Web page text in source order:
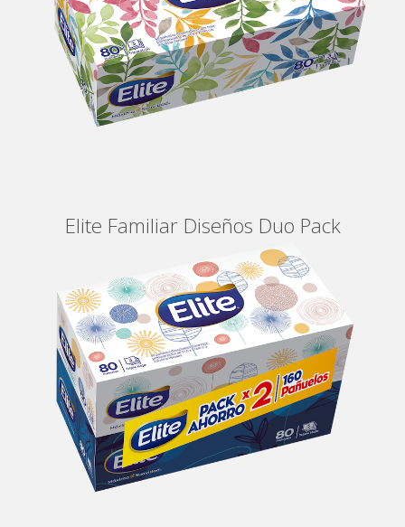
Elite Familiar Diseños Duo Pack